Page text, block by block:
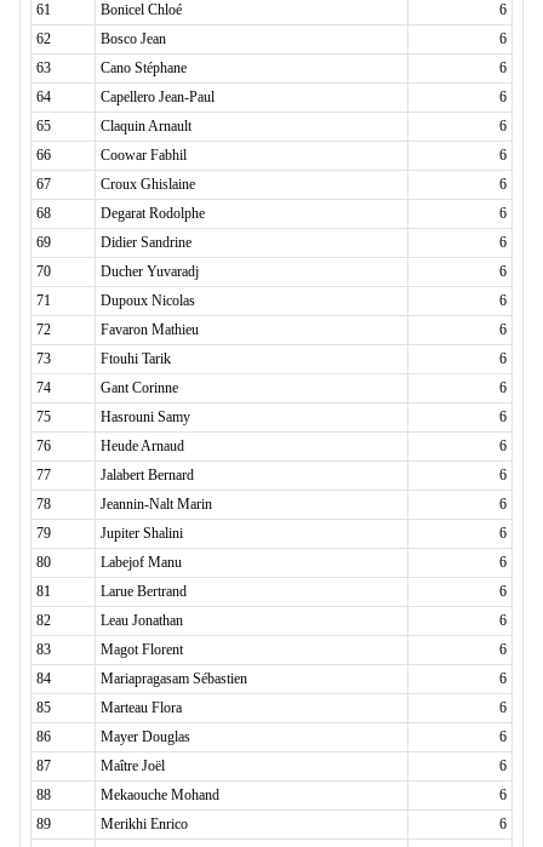
61
Bonicel Chloé
6
62
Bosco Jean
6
63
Cano Stéphane
6
64
Capellero Jean-Paul
6
65
Claquin Arnault
6
66
Coowar Fabhil
6
67
Croux Ghislaine
6
68
Degarat Rodolphe
6
69
Didier Sandrine
6
70
Ducher Yuvaradj
6
71
Dupoux Nicolas
6
72
Favaron Mathieu
6
73
Ftouhi Tarik
6
74
Gant Corinne
6
75
Hasrouni Samy
6
76
Heude Arnaud
6
77
Jalabert Bernard
6
78
Jeannin-Nalt Marin
6
79
Jupiter Shalini
6
80
Labejof Manu
6
81
Larue Bertrand
6
82
Leau Jonathan
6
83
Magot Florent
6
84
Mariapragasam Sébastien
6
85
Marteau Flora
6
86
Mayer Douglas
6
87
Maître Joël
6
88
Mekaouche Mohand
6
89
Merikhi Enrico
6